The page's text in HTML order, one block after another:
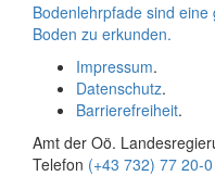
Bodenlehrpfade sind
Boden zu erkunden.
Impressum.
Datenschutz.
Barrierefreiheit.
Amt der Oö.
Telefon (+43 732) 77 20-0